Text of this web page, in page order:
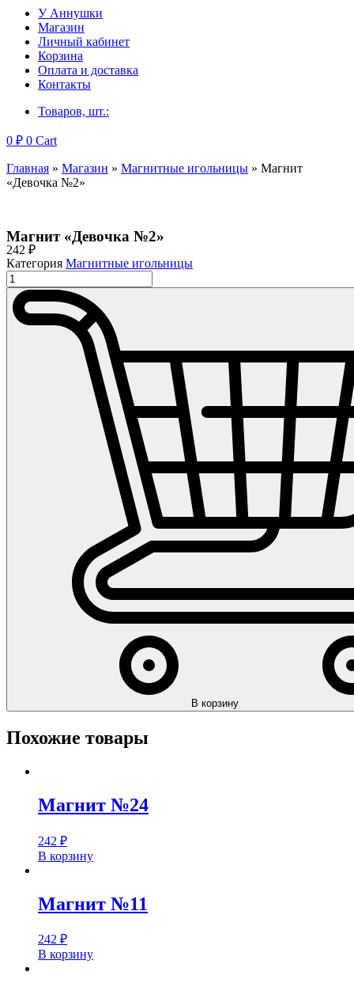
У Аннушки
Магазин
Личный кабинет
Корзина
Оплата и доставка
Контакты
Товаров, шт.:
0 ₽ 0 Cart
Главная » Магазин » Магнитные игольницы » Магнит
«Девочка №2»
Магнит «Девочка №2»
242 ₽
Категория Магнитные игольницы
Количество
товара
Магнит
"Девочка
В корзину
Похожие товары
Магнит №24
242 ₽
В корзину
Магнит №11
242 ₽
В корзину